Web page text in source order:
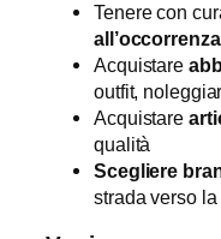
Tenere con
all’occorrenza
Acquistare
outfit,
Acquistare
qualità
Scegliere
strada verso la